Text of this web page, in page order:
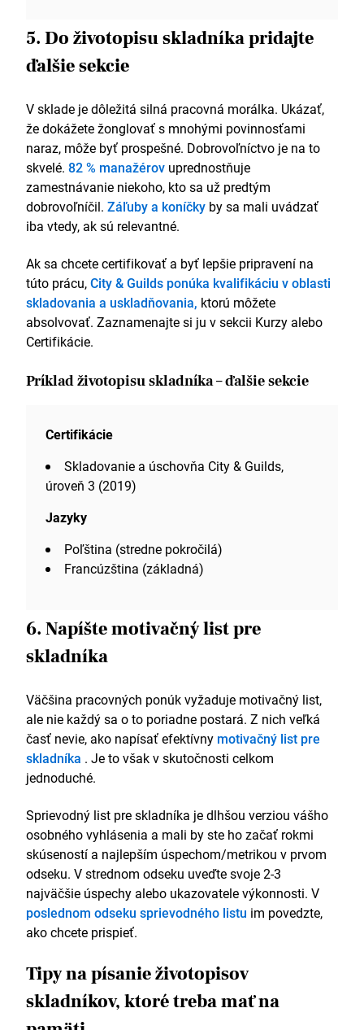
5. Do životopisu skladníka pridajte
ďalšie sekcie
V sklade je dôležitá silná pracovná morálka. Ukázať,
že dokážete žonglovať s mnohými povinnosťami
naraz, môže byť prospešné. Dobrovoľníctvo je na to
skvelé. 82 % manažérov uprednostňuje
zamestnávanie niekoho, kto sa už predtým
dobrovoľníčil. Záľuby a koníčky by sa mali uvádzať
iba vtedy, ak sú relevantné.
Ak sa chcete certifikovať a byť lepšie pripravení na
túto prácu,City & Guilds ponúka kvalifikáciu v oblasti
skladovania a uskladňovania, ktorú môžete
absolvovať. Zaznamenajte si ju v sekcii Kurzy alebo
Certifikácie.
Príklad životopisu skladníka – ďalšie sekcie
Certifikácie
Skladovanie a úschovňa City & Guilds,
úroveň 3 (2019)
Jazyky
Poľština (stredne pokročilá)
Francúzština (základná)
6. Napíšte motivačný list pre
skladníka
Väčšina pracovných ponúk vyžaduje motivačný list,
ale nie každý sa o to poriadne postará. Z nich veľká
časť nevie, ako napísať efektívny motivačný list pre
skladníka . Je to však v skutočnosti celkom
jednoduché.
Sprievodný list pre skladníka je dlhšou verziou vášho
osobného vyhlásenia a mali by ste ho začať rokmi
skúseností a najlepším úspechom/metrikou v prvom
odseku. V strednom odseku uveďte svoje 2-3
najväčšie úspechy alebo ukazovatele výkonnosti. V
poslednom odseku sprievodného listu im povedzte,
ako chcete prispieť.
Tipy na písanie životopisov
skladníkov, ktoré treba mať na